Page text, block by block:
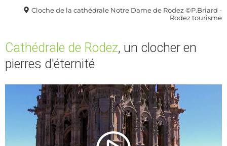
Cloche de la cathédrale Notre Dame de Rodez ©P.Briard -
Rodez tourisme
Cathédrale de Rodez, un clocher en
pierres d'éternité